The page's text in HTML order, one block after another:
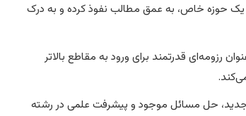
یک حوزه خاص، به عمق مطالب نفوذ کرده و به درک
رزومه‌ای قدرتمند برای ورود به مقاطع بالاتر
جدید، حل مسائل موجود و پیشرفت علمی در رشته